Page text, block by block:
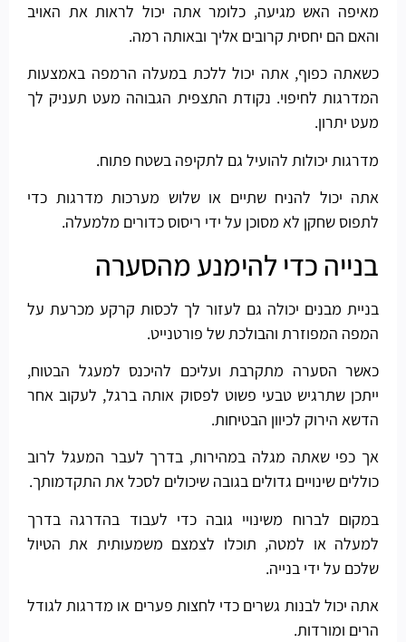
מאיפה האש מגיעה, כלומר אתה יכול לראות את האויב
והאם הם יחסית קרובים אליך ובאותה רמה.
כשאתה כפוף, אתה יכול ללכת במעלה הרמפה באמצעות
המדרגות לחיפוי. נקודת התצפית הגבוהה מעט תעניק לך
מעט יתרון.
מדרגות יכולות להועיל גם לתקיפה בשטח פתוח.
אתה יכול להניח שתיים או שלוש מערכות מדרגות כדי
לתפוס שחקן לא מסוכן על ידי ריסוס כדורים מלמעלה.
בנייה כדי להימנע מהסערה
בניית מבנים יכולה גם לעזור לך לכסות קרקע מכרעת על
המפה המפוזרת והבולכת של פורטנייט.
כאשר הסערה מתקרבת ועליכם להיכנס למעגל הבטוח,
ייתכן שתרגיש טבעי פשוט לפסוק אותה ברגל, לעקוב אחר
הדשא הירוק לכיוון הבטיחות.
אך כפי שאתה מגלה במהירות, בדרך לעבר המעגל לרוב
כוללים שינויים גדולים בגובה שיכולים לסכל את התקדמותך.
במקום לברוח משינויי גובה כדי לעבוד בהדרגה בדרך
למעלה או למטה, תוכלו לצמצם משמעותית את הטיול
שלכם על ידי בנייה.
אתה יכול לבנות גשרים כדי לחצות פערים או מדרגות לגודל
הרים ומורדות.